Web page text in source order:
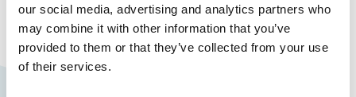
our social media, advertising and analytics partners who
may combine it with other information that you’ve
provided to them or that they’ve collected from your use
of their services.
Experiencia al tomar decisiones con relación a
componentes críticos de un perfil de producto,
incluyendo precios, informaciones competitivas,
estrategias de canal, acceso al mercado, ventas y